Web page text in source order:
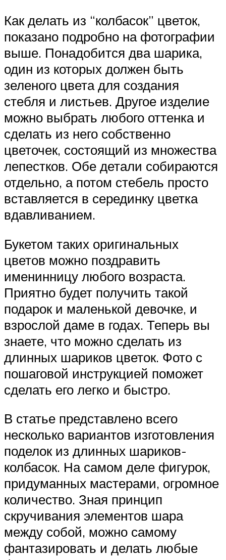
Как делать из “колбасок” цветок,
показано подробно на фотографии
выше. Понадобится два шарика,
один из которых должен быть
зеленого цвета для создания
стебля и листьев. Другое изделие
можно выбрать любого оттенка и
сделать из него собственно
цветочек, состоящий из множества
лепестков. Обе детали собираются
отдельно, а потом стебель просто
вставляется в серединку цветка
вдавливанием.
Букетом таких оригинальных
цветов можно поздравить
именинницу любого возраста.
Приятно будет получить такой
подарок и маленькой девочке, и
взрослой даме в годах. Теперь вы
знаете, что можно сделать из
длинных шариков цветок. Фото с
пошаговой инструкцией поможет
сделать его легко и быстро.
В статье представлено всего
несколько вариантов изготовления
поделок из длинных шариков-
колбасок. На самом деле фигурок,
придуманных мастерами, огромное
количество. Зная принцип
скручивания элементов шара
между собой, можно самому
фантазировать и делать любые